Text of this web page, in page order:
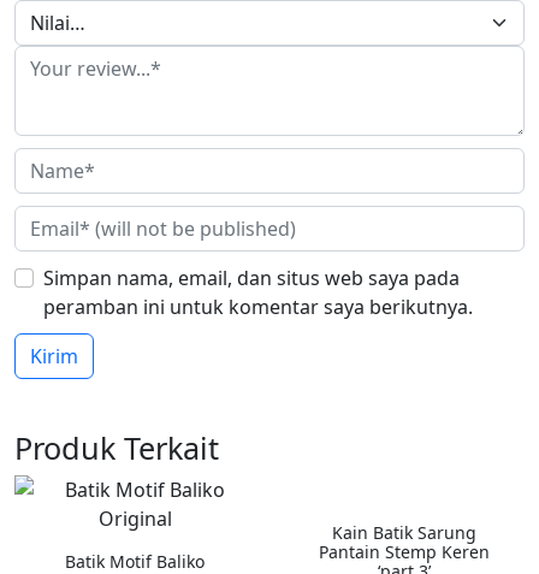
Simpan nama, email, dan situs web saya pada
peramban ini untuk komentar saya berikutnya.
Produk Terkait
Batik Motif Baliko
Kain Batik Sarung
Pantain Stemp Keren